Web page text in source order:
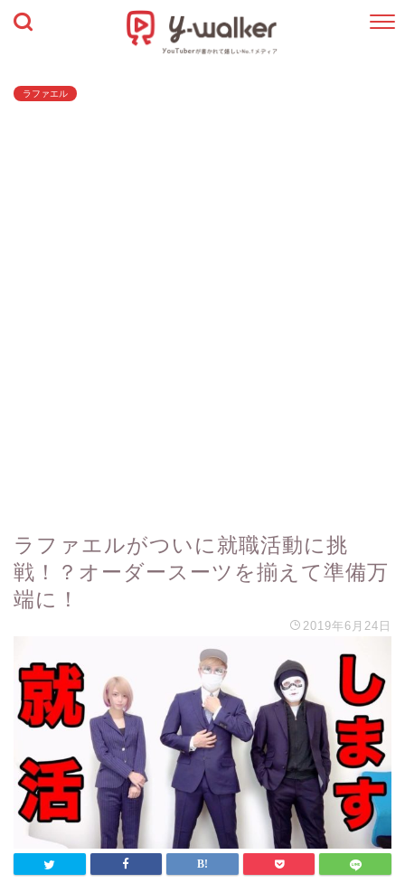
ラファエル
ラファエルがついに就職活動に挑
戦！？オーダースーツを揃えて準備万
端に！
2019年6月24日